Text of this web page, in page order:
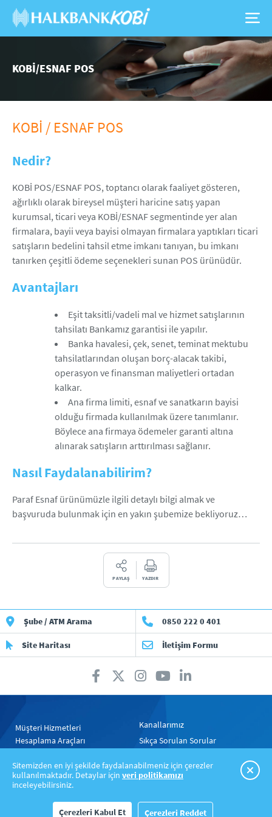
KOBİ/ESNAF POS
KOBİ / ESNAF POS
Nedir?
KOBİ POS/ESNAF POS, toptancı olarak faaliyet gösteren,
ağırlıklı olarak bireysel müşteri haricine satış yapan
kurumsal, ticari veya KOBİ/ESNAF segmentinde yer alan
firmalara, bayii veya bayisi olmayan firmalara yaptıkları ticari
satışların bedelini tahsil etme imkanı tanıyan, bu imkanı
tanırken çeşitli ödeme seçenekleri sunan POS ürünüdür.
Avantajları
Eşit taksitli/vadeli mal ve hizmet satışlarının
tahsilatı Bankamız garantisi ile yapılır.
Banka havalesi, çek, senet, teminat mektubu
tahsilatlarından oluşan borç-alacak takibi,
operasyon ve finansman maliyetleri ortadan
kalkar.
Ana firma limiti, esnaf ve sanatkarın bayisi
olduğu firmada kullanılmak üzere tanımlanır.
Böylece ana firmaya ödemeler garanti altına
alınarak satışların arttırılması sağlanır.
Nasıl Faydalanabilirim?
Paraf Esnaf ürünümüzle ilgili detaylı bilgi almak ve
başvuruda bulunmak için en yakın şubemize bekliyoruz…
PAYLAŞ YAZDIR
Şube / ATM Arama 0850 222 0 401
Site Haritası İletişim Formu
Müşteri Hizmetleri
Kanallarımız
Hesaplama Araçları
Sıkça Sorulan Sorular
Sitemizden en iyi şekilde faydalanabilmeniz için çerezler
kullanılmaktadır. Detaylar için veri politikamızı
inceleyebilirsiniz.
Çerezleri Kabul Et Çerezleri Reddet